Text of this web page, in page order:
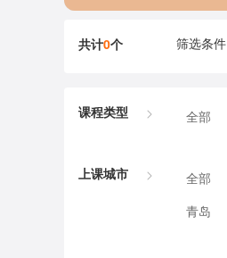
共计0个 筛选条件
课程类型 全部
上课城市 全部
青岛